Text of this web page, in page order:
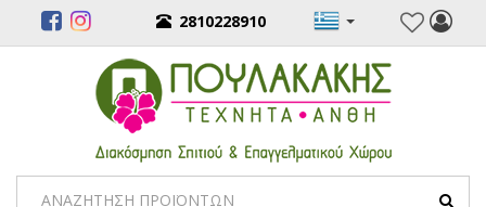
2810228910